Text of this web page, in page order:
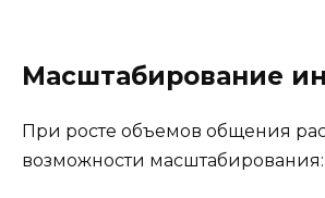
Масштабирование
При росте объемов общения
возможности масштабирования: